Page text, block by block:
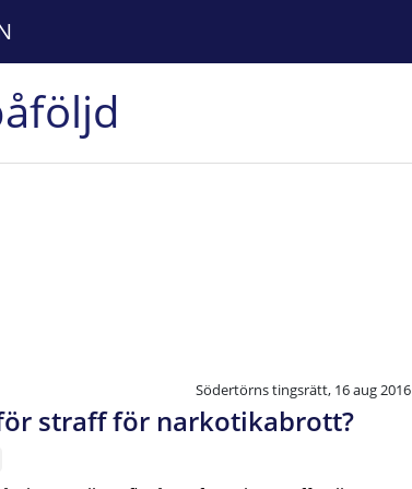
Södertörns tingsrätt, 16 aug 2016
straff för narkotikabrott?